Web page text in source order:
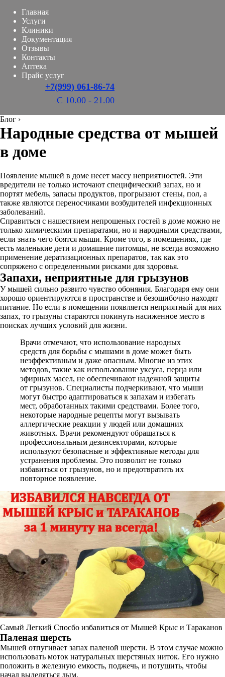
Главная
Услуги
Клиники
Документация
Отзывы
Контакты
Аптека
Прайс услуг
+7(999) 061-86-74
С 10.00 - 21.00
Блог ›
Народные средства от мышей
в доме
Появление мышей в доме несет массу неприятностей. Эти
вредители не только источают специфический запах, но и
портят мебель, запасы продуктов, прогрызают стены, пол, а
также являются переносчиками возбудителей инфекционных
заболеваний.
Справиться с нашествием непрошеных гостей в доме можно не
только химическими препаратами, но и народными средствами,
если знать чего боятся мыши. Кроме того, в помещениях, где
есть маленькие дети и домашние питомцы, не всегда возможно
применение дератизационных препаратов, так как это
сопряжено с определенными рисками для здоровья.
Запахи, неприятные для грызунов
У мышей сильно развито чувство обоняния. Благодаря ему они
хорошо ориентируются в пространстве и безошибочно находят
питание. Но если в помещении появляется неприятный для них
запах, то грызуны стараются покинуть насиженное место в
поисках лучших условий для жизни.
Врачи отмечают, что использование народных
средств для борьбы с мышами в доме может быть
неэффективным и даже опасным. Многие из этих
методов, такие как использование уксуса, перца или
эфирных масел, не обеспечивают надежной защиты
от грызунов. Специалисты подчеркивают, что мыши
могут быстро адаптироваться к запахам и избегать
мест, обработанных такими средствами. Более того,
некоторые народные рецепты могут вызывать
аллергические реакции у людей или домашних
животных. Врачи рекомендуют обращаться к
профессиональным дезинсекторами, которые
используют безопасные и эффективные методы для
устранения проблемы. Это позволит не только
избавиться от грызунов, но и предотвратить их
повторное появление.
Самый Легкий Спосбо избавиться от Мышей Крыс и Тараканов
Паленая шерсть
Мышей отпугивает запах паленой шерсти. В этом случае можно
использовать моток натуральных шерстяных ниток. Его нужно
положить в железную емкость, поджечь, и потушить, чтобы
начал выделяться дым.